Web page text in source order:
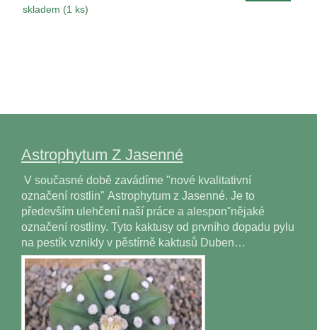
skladem (1 ks)
Astrophytum Z Jasenné
V současné době zavádíme "nové kvalitativní
označení rostlin" Astrophytum z Jasenné. Je to
především ulehčení naší práce a alesponˇnějaké
označení rostliny. Tyto kaktusy od prvního dopadu pylu
na pestík vznikly v pěstírně kaktusů Duben…